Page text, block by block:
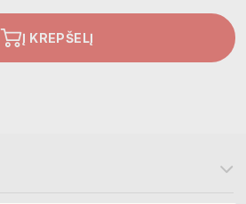
Į KREPŠELĮ